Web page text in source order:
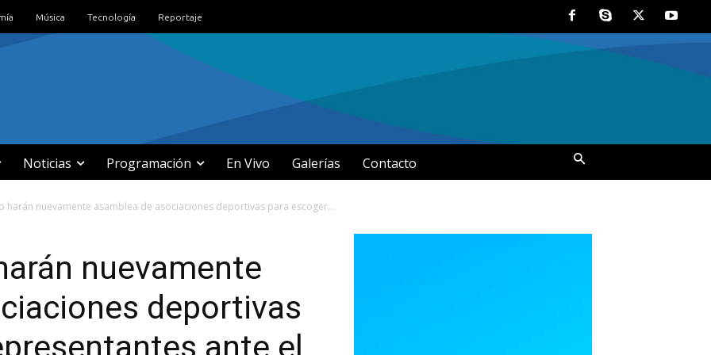
Música Tecnología Reportaje
Noticias Programación En Vivo Galerías Contacto
harán nuevamente asamblea de asociaciones deportivas para escoger...
nuevamente
deportivas
ante el